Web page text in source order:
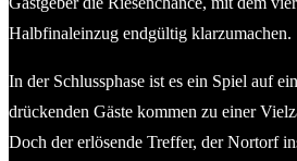
Halbfinaleinzug endgültig klarzumachen.
In der Schlussphase ist es ein Spiel auf
drückenden Gäste kommen zu einer
Doch der erlösende Treffer, der Nortorf